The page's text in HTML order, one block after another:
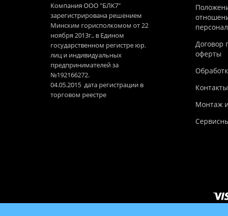
Компания ООО "БЛК7"
зарегистрирована решением
Минским горисполкомом от 22
ноября 2013г., в Едином
государственном регистре юр.
лиц и индивидуальных
предпринимателей за
№192166272.
04.05.2015 дата регистрации в
торговом реестре
Договор
оферты
Контакты
Монтаж